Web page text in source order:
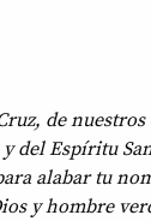
de
del Espíritu
alabar tu
y hombre